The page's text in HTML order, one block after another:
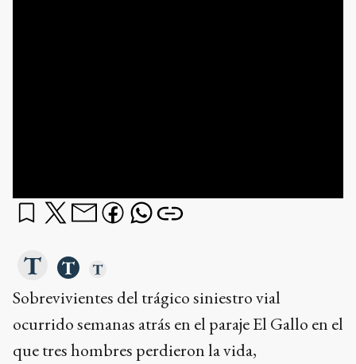
Sobrevivientes del trágico siniestro vial
ocurrido semanas atrás en el paraje El Gallo en el
que tres hombres perdieron la vida,